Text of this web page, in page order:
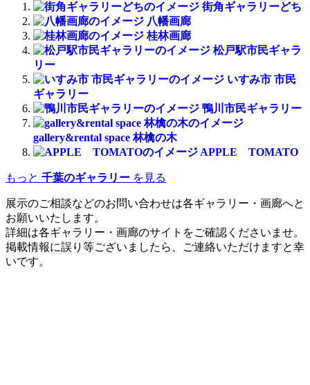
街角ギャラリーどち
八幡画廊
桂林画廊
松戸駅市民ギャラ
リー
いすみ市 市民
ギャラリー
鴨川市民ギャラリー
gallery&rental space 林檎の木
APPLE TOMATO
もっと 千葉のギャラリー を見る
展示のご相談などのお問い合わせは各ギャラリー・画廊へと
お願いいたします。
詳細は各ギャラリー・画廊のサイトをご確認くださいませ。
掲載情報に誤り等ございましたら、ご連絡いただけますと幸
いです。